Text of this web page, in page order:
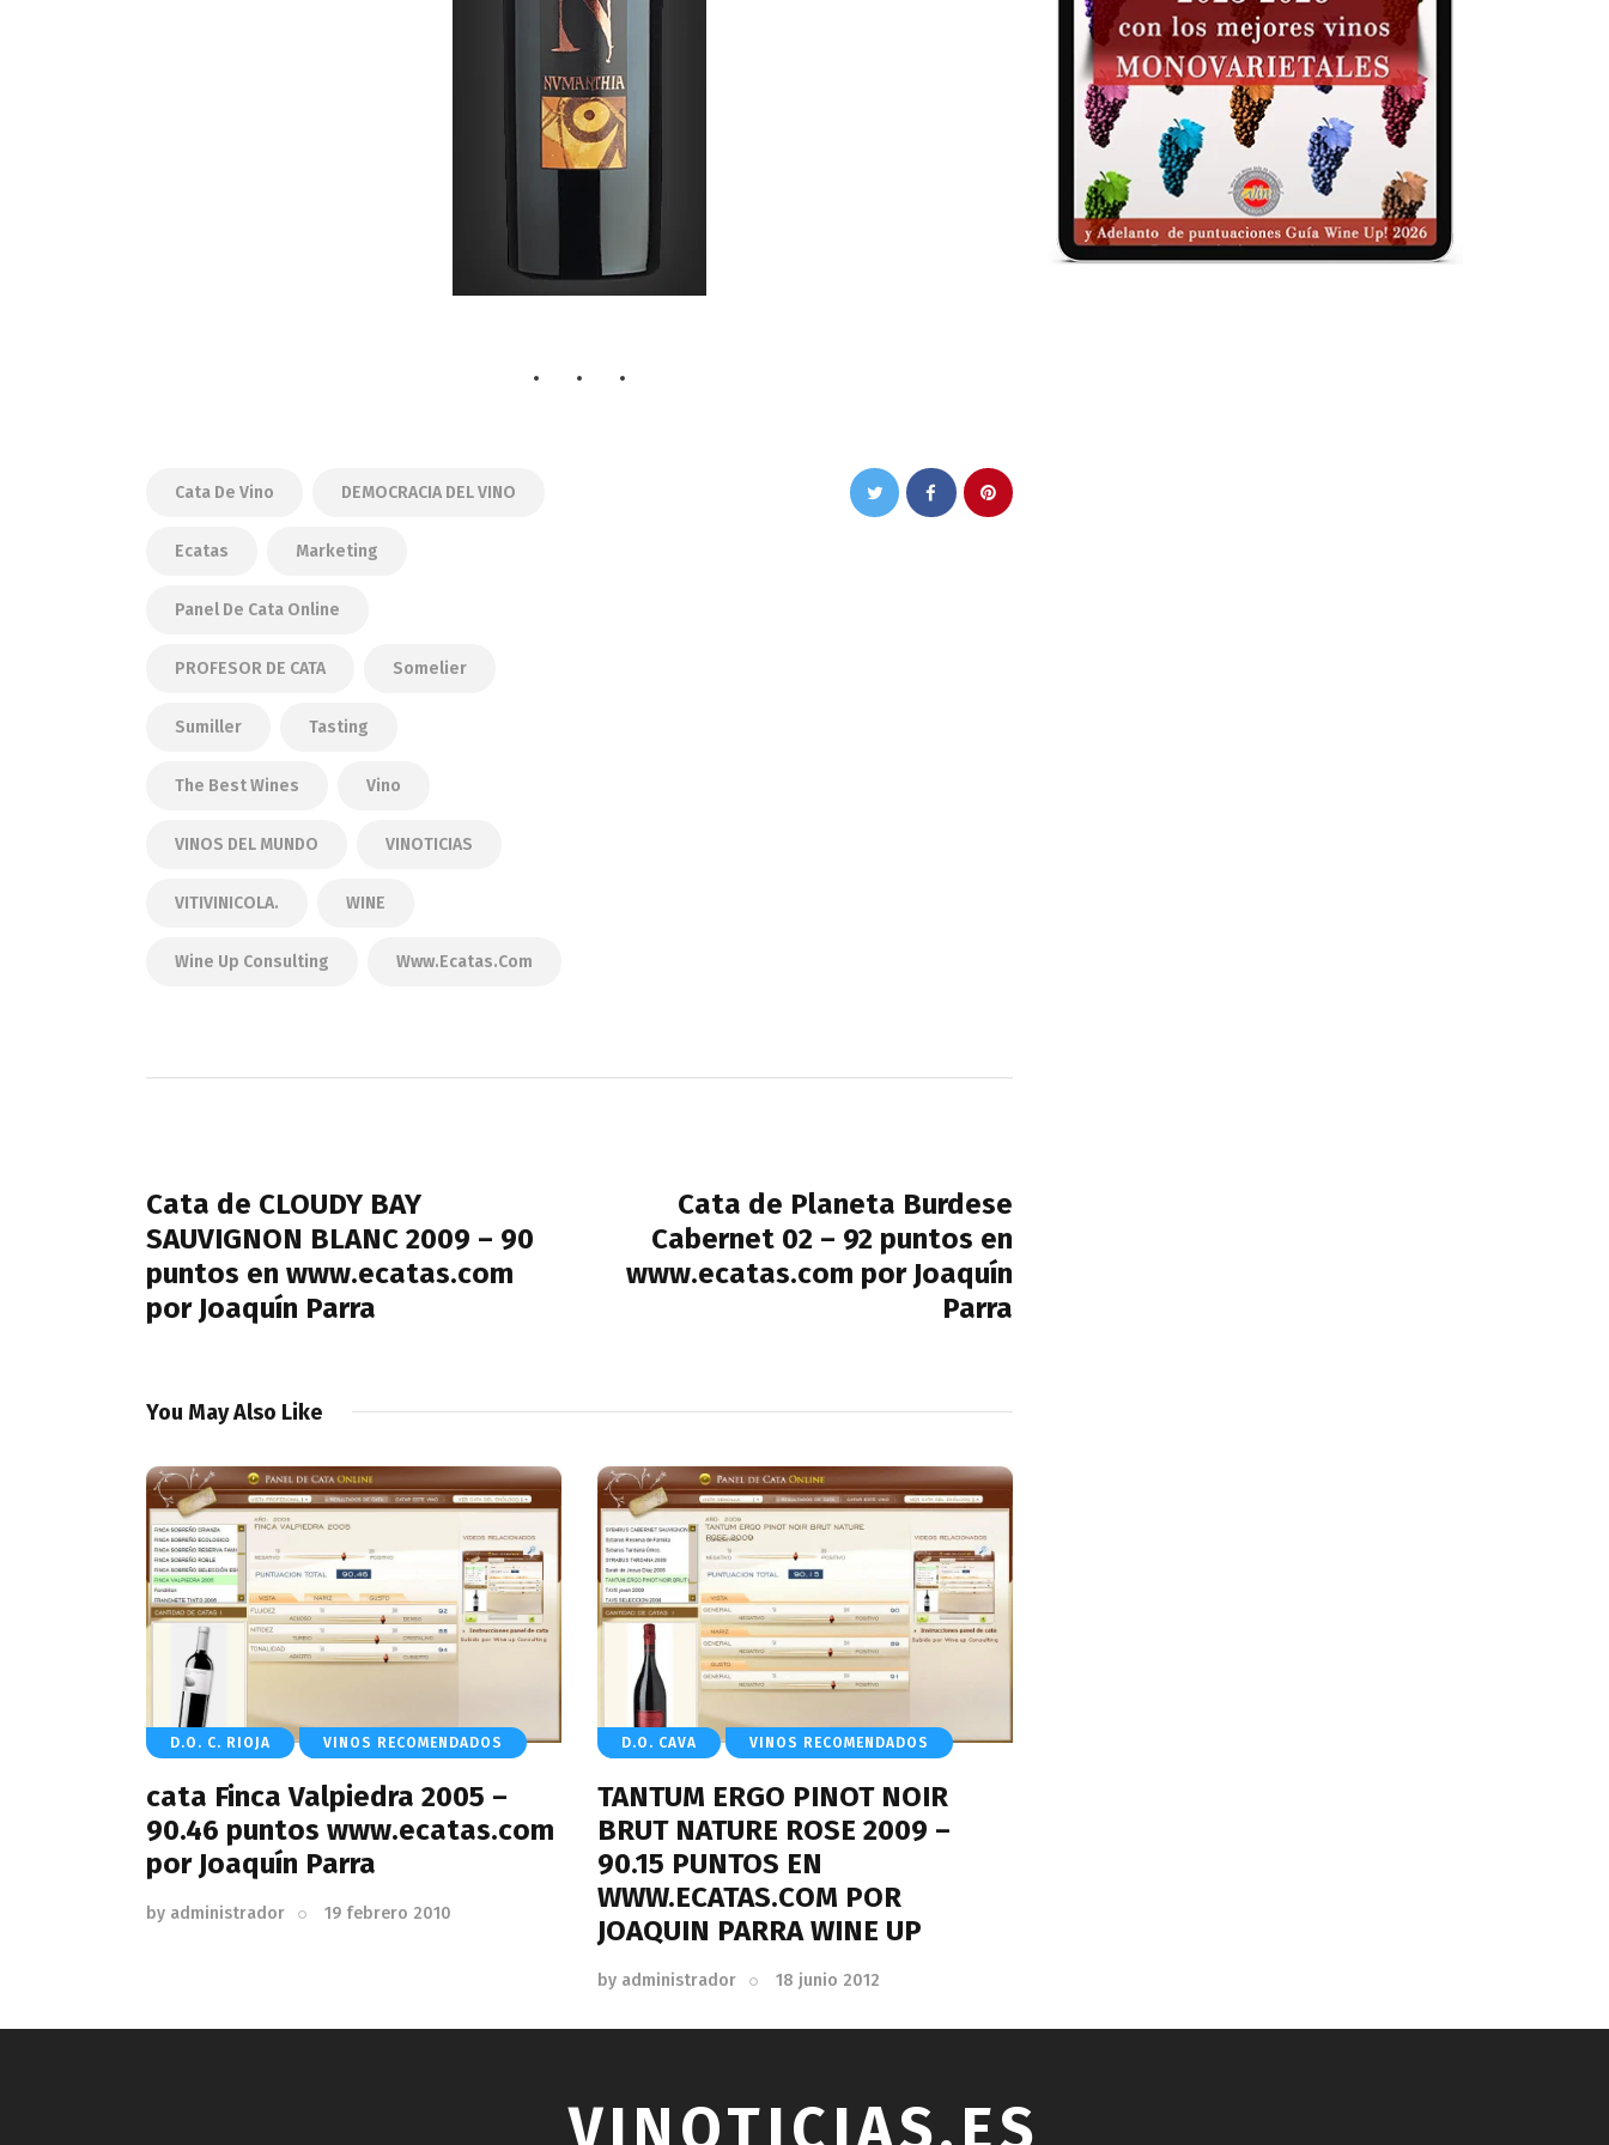
Cata De Vino DEMOCRACIA DEL VINO
Ecatas Marketing
Panel De Cata Online
PROFESOR DE CATA Somelier
Sumiller Tasting
The Best Wines Vino
VINOS DEL MUNDO VINOTICIAS
VITIVINICOLA. WINE
Wine Up Consulting Www.ecatas.com
entradas
Cata de CLOUDY BAY
SAUVIGNON BLANC 2009 – 90
puntos en www.ecatas.com
por Joaquín Parra
Cata de Planeta Burdese
Cabernet 02 – 92 puntos en
www.ecatas.com por Joaquín
Parra
You May Also Like
D.O. C. RIOJA VINOS RECOMENDADOS
cata Finca Valpiedra 2005 –
90.46 puntos www.ecatas.com
por Joaquín Parra
by administrador 19 febrero 2010
D.O. CAVA VINOS RECOMENDADOS
TANTUM ERGO PINOT NOIR
BRUT NATURE ROSE 2009 –
90.15 PUNTOS EN
WWW.ECATAS.COM POR
JOAQUIN PARRA WINE UP
by administrador 18 junio 2012
VINOTICIAS.ES